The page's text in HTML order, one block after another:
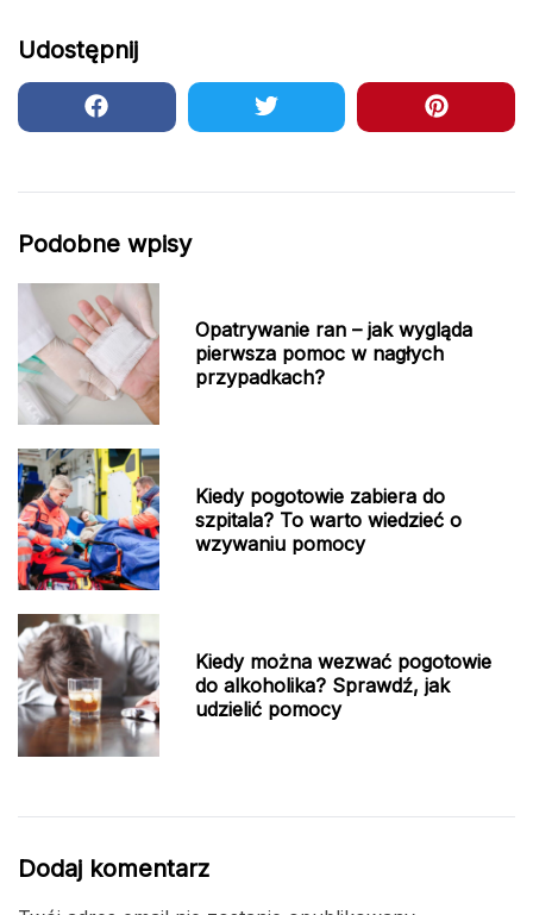
Udostępnij
Podobne wpisy
Opatrywanie ran – jak wygląda
pierwsza pomoc w nagłych
przypadkach?
Kiedy pogotowie zabiera do
szpitala? To warto wiedzieć o
wzywaniu pomocy
Kiedy można wezwać pogotowie
do alkoholika? Sprawdź, jak
udzielić pomocy
Dodaj komentarz